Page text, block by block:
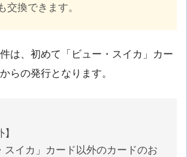
交換できます。
は、初めて「ビュー・スイカ」カー
らの発行となります。
イカ」カード以外のカードのお